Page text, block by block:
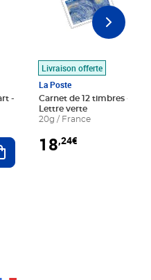
-
Ajouter au panier
Livraison offerte
La Poste
Carnet de 12 timbres - Le
Lettre verte
20g / France
18,24€